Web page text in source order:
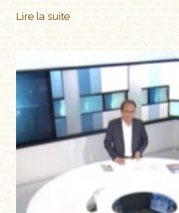
Lire la suite